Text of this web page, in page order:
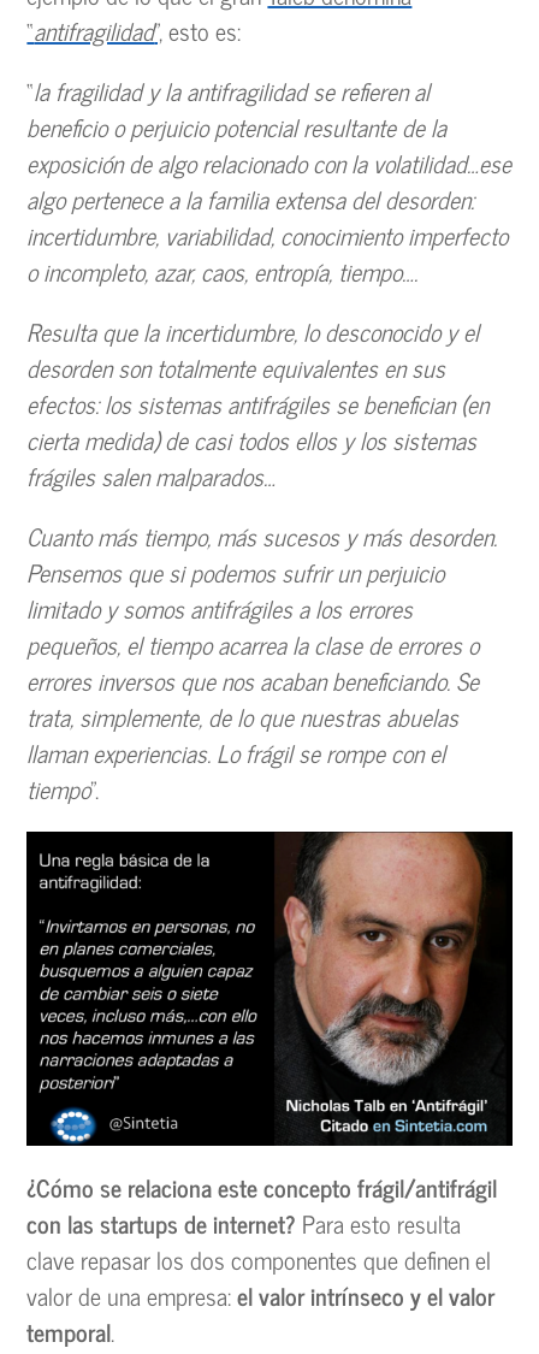
“antifragilidad”,esto es:
“la fragilidad y la antifragilidad se refieren al
beneficio o perjuicio potencial resultante de la
exposición de algo relacionado con la volatilidad…ese
algo pertenece a la familia extensa del desorden:
incertidumbre, variabilidad, conocimiento imperfecto
o incompleto, azar, caos, entropía, tiempo….
Resulta que la incertidumbre, lo desconocido y el
desorden son totalmente equivalentes en sus
efectos: los sistemas antifrágiles se benefician (en
cierta medida) de casi todos ellos y los sistemas
frágiles salen malparados…
Cuanto más tiempo, más sucesos y más desorden.
Pensemos que si podemos sufrir un perjuicio
limitado y somos antifrágiles a los errores
pequeños, el tiempo acarrea la clase de errores o
errores inversos que nos acaban beneficiando. Se
trata, simplemente, de lo que nuestras abuelas
llaman experiencias. Lo frágil se rompe con el
tiempo”.
¿Cómo se relaciona este concepto frágil/antifrágil
con las startups de internet? Para esto resulta
clave repasar los dos componentes que definen el
valor de una empresa:el valor intrínseco y el valor
temporal.